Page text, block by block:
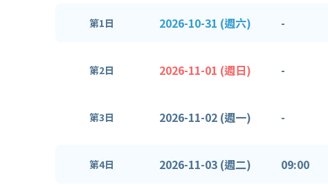
第1日 2026-10-31 (週六) -
第2日 2026-11-01 (週日) -
第3日 2026-11-02 (週一) -
第4日 2026-11-03 (週二) 09:00